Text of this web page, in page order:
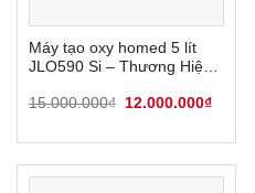
Máy tạo oxy homed 5 lít
JLO590 Si – Thương Hiệu
15.000.000₫
Giá
15.000.000₫.
12.000.000₫Giá
là: